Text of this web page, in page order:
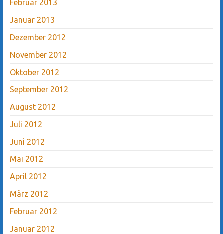
Februar 2013
Januar 2013
Dezember 2012
November 2012
Oktober 2012
September 2012
August 2012
Juli 2012
Juni 2012
Mai 2012
April 2012
März 2012
Februar 2012
Januar 2012